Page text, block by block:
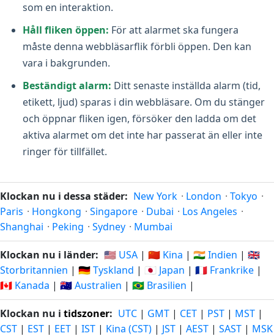
som en interaktion.
Håll fliken öppen: För att alarmet ska fungera
måste denna webbläsarflik förbli öppen. Den kan
vara i bakgrunden.
Beständigt alarm: Ditt senaste inställda alarm (tid,
etikett, ljud) sparas i din webbläsare. Om du stänger
och öppnar fliken igen, försöker den ladda om det
aktiva alarmet om det inte har passerat än eller inte
ringer för tillfället.
Klockan nu i dessa städer: New York · London · Tokyo ·
Paris · Hongkong · Singapore · Dubai · Los Angeles ·
Shanghai · Peking · Sydney · Mumbai
Klockan nu i länder: 🇺🇸 USA | 🇨🇳 Kina | 🇮🇳 Indien | 🇬🇧
Storbritannien | 🇩🇪 Tyskland | 🇯🇵 Japan | 🇫🇷 Frankrike |
🇨🇦 Kanada | 🇦🇺 Australien | 🇧🇷 Brasilien |
Klockan nu i tidszoner: UTC | GMT | CET | PST | MST |
CST | EST | EET | IST | Kina (CST) | JST | AEST | SAST | MSK